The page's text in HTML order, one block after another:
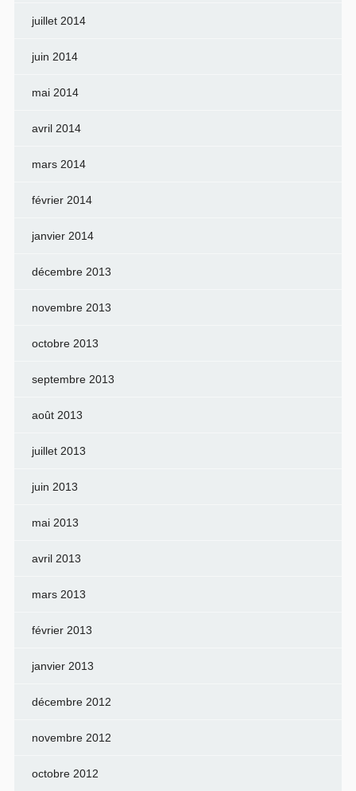
juillet 2014
juin 2014
mai 2014
avril 2014
mars 2014
février 2014
janvier 2014
décembre 2013
novembre 2013
octobre 2013
septembre 2013
août 2013
juillet 2013
juin 2013
mai 2013
avril 2013
mars 2013
février 2013
janvier 2013
décembre 2012
novembre 2012
octobre 2012